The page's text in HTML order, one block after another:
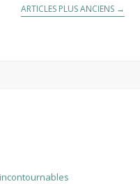
ARTICLES PLUS ANCIENS →